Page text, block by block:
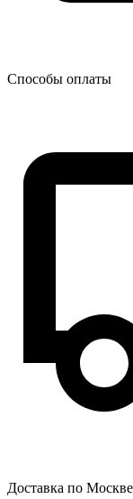
Способы оплаты
Доставка по